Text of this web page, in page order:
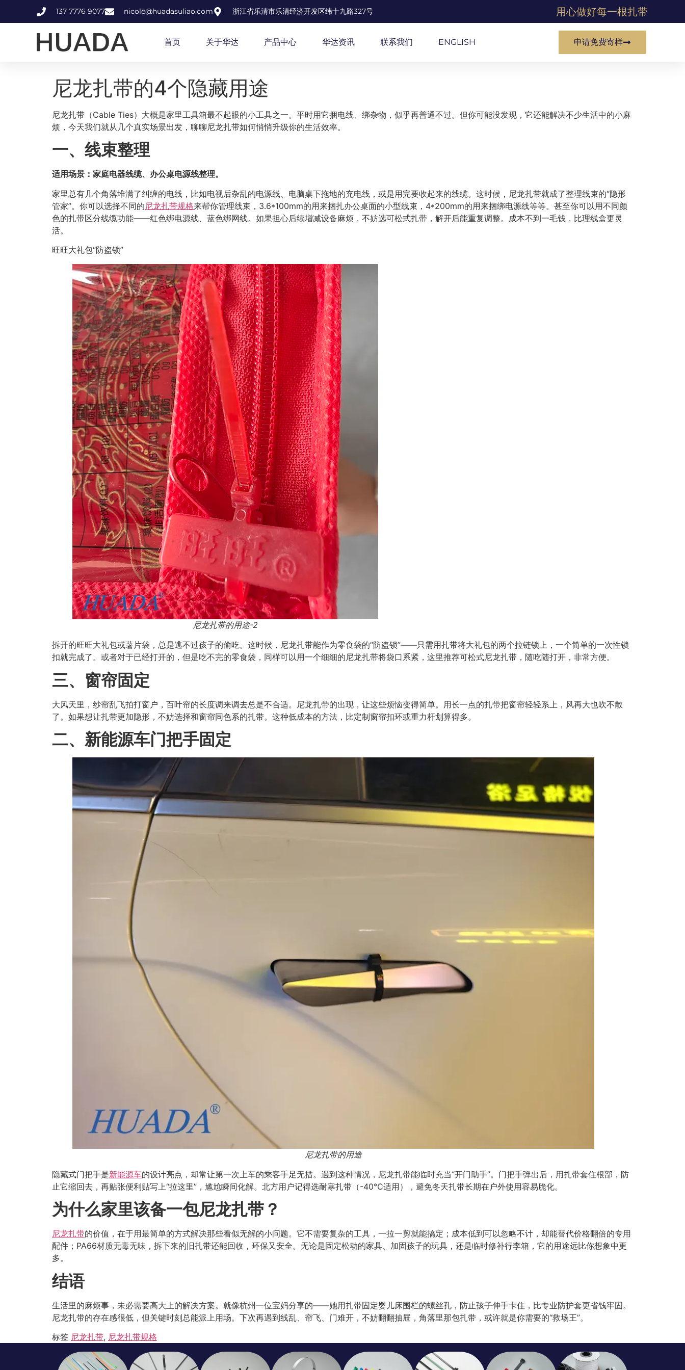
137 7776 9077 nicole@huadasuliao.com 浙江省乐清市乐清经济开发区纬十九路327号 用心做好每一根扎带
首页 关于华达 产品中心 华达资讯 联系我们 ENGLISH 申请免费寄样
尼龙扎带的4个隐藏用途
尼龙扎带（Cable Ties）大概是家里工具箱最不起眼的小工具之一。平时用它捆电线、绑杂物，似乎再普通不过。但你可能没发现，它还能解决不少生活中的小麻
烦，今天我们就从几个真实场景出发，聊聊尼龙扎带如何悄悄升级你的生活效率。
一、线束整理
适用场景：家庭电器线缆、办公桌电源线整理。
家里总有几个角落堆满了纠缠的电线，比如电视后杂乱的电源线、电脑桌下拖地的充电线，或是用完要收起来的线缆。这时候，尼龙扎带就成了整理线束的“隐形
管家”。你可以选择不同的尼龙扎带规格来帮你管理线束，3.6*100mm的用来捆扎办公桌面的小型线束，4*200mm的用来捆绑电源线等等。甚至你可以用不同颜
色的扎带区分线缆功能——红色绑电源线、蓝色绑网线。如果担心后续增减设备麻烦，不妨选可松式扎带，解开后能重复调整。成本不到一毛钱，比理线盒更灵
活。
旺旺大礼包“防盗锁”
尼龙扎带的用途-2
拆开的旺旺大礼包或薯片袋，总是逃不过孩子的偷吃。这时候，尼龙扎带能作为零食袋的“防盗锁”——只需用扎带将大礼包的两个拉链锁上，一个简单的一次性锁
扣就完成了。或者对于已经打开的，但是吃不完的零食袋，同样可以用一个细细的尼龙扎带将袋口系紧，这里推荐可松式尼龙扎带，随吃随打开，非常方便。
三、窗帘固定
大风天里，纱帘乱飞拍打窗户，百叶帘的长度调来调去总是不合适。尼龙扎带的出现，让这些烦恼变得简单。用长一点的扎带把窗帘轻轻系上，风再大也吹不散
了。如果想让扎带更加隐形，不妨选择和窗帘同色系的扎带。这种低成本的方法，比定制窗帘扣环或重力杆划算得多。
二、 新能源车门把手固定
尼龙扎带的用途
隐藏式门把手是新能源车的设计亮点，却常让第一次上车的乘客手足无措。遇到这种情况，尼龙扎带能临时充当“开门助手”。门把手弹出后，用扎带套住根部，防
止它缩回去，再贴张便利贴写上“拉这里”，尴尬瞬间化解。北方用户记得选耐寒扎带（-40℃适用），避免冬天扎带长期在户外使用容易脆化。
为什么家里该备一包尼龙扎带？
尼龙扎带的价值，在于用最简单的方式解决那些看似无解的小问题。它不需要复杂的工具，一拉一剪就能搞定；成本低到可以忽略不计，却能替代价格翻倍的专用
配件；PA66材质无毒无味，拆下来的旧扎带还能回收，环保又安全。无论是固定松动的家具、加固孩子的玩具，还是临时修补行李箱，它的用途远比你想象中更
多。
结语
生活里的麻烦事，未必需要高大上的解决方案。就像杭州一位宝妈分享的——她用扎带固定婴儿床围栏的螺丝孔，防止孩子伸手卡住，比专业防护套更省钱牢固。
尼龙扎带的存在感很低，但关键时刻总能派上用场。下次再遇到线乱、帘飞、门难开，不妨翻翻抽屉，角落里那包扎带，或许就是你需要的“救场王”。
标签 尼龙扎带, 尼龙扎带规格